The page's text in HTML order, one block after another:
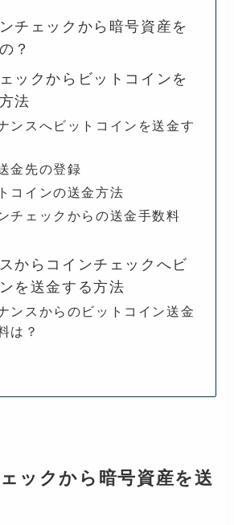
チェックから暗号資産を
？
ックからビットコインを
法
ンスへビットコインを送金す
金先の登録
コインの送金方法
チェックからの送金手数料
からコインチェックへビ
を送金する方法
ンスからのビットコイン送金
は？
ックから暗号資産を送